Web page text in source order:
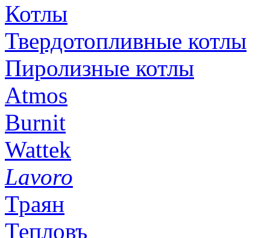
Котлы
Твердотопливные котлы
Пиролизные котлы
Atmos
Burnit
Wattek
Lavoro
Траян
Тепловъ